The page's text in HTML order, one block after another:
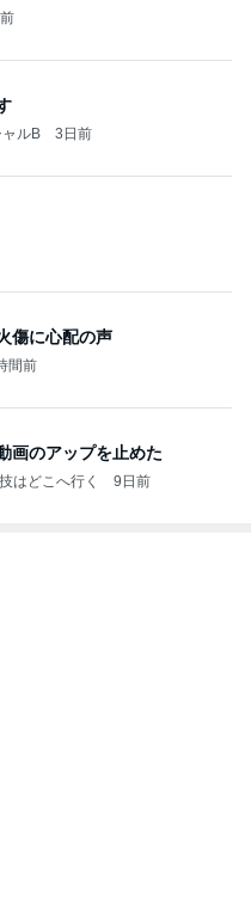
ルB 3日前
傷に心配の声
間前
画のアップを止めた
はどこへ行く 9日前